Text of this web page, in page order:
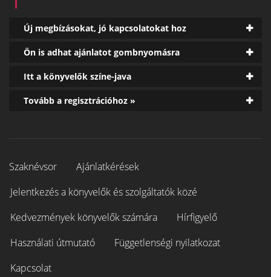
Új megbízásokat, jó kapcsolatokat hoz
Ön is adhat ajánlatot gombnyomásra
Itt a könyvelők színe-java
Tovább a regisztrációhoz »
Szaknévsor
Ajánlatkérések
Jelentkezés a könyvelők és szolgáltatók közé
Kedvezmények könyvelők számára
Hírfigyelő
Használati útmutató
Függetlenségi nyilatkozat
Kapcsolat